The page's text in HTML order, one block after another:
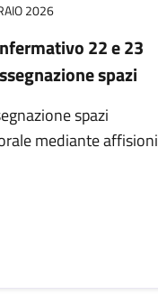
2026
22 e 23
spazi
spazi
mediante affisioni